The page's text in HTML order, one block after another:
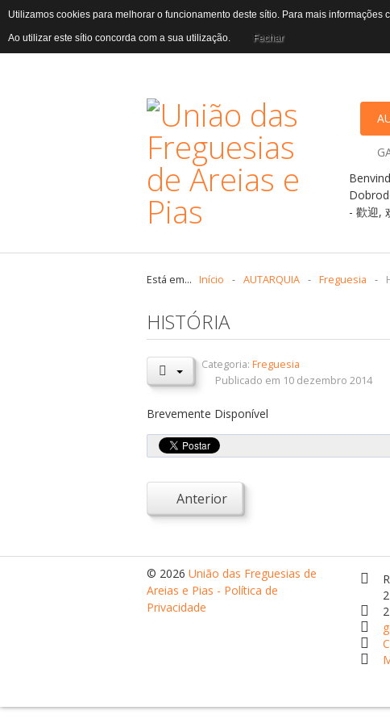
Está em... Início - AUTARQUIA - Freguesia -
HISTÓRIA
Categoria:Freguesia
Publicado em 10 dezembro 2014
Brevemente Disponível
Anterior
© 2026 União das Freguesias de
Areias e Pias - Política de
Privacidade
Utilizamos cookies para melhorar o funcionamento deste sítio. Para mais informações
Ao utilizar este sítio concorda com a sua utilização. Fechar